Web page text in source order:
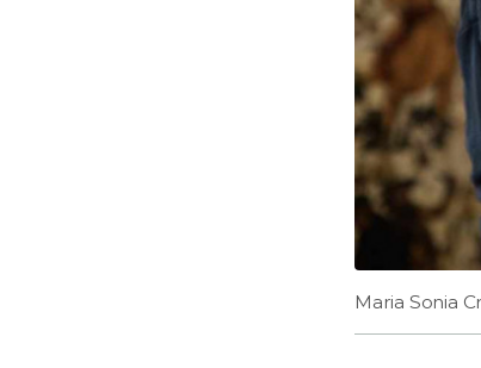
Maria Sonia